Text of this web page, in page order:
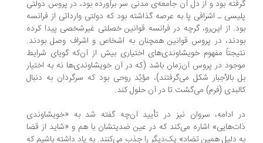
بود و از دل آن جامعه‌ی مدنی سر برآورده بود، در پروس دولتی
ـ اشرافی پا به عرصه گذاشته بود که دولتی وارداتی از فرانسه
از این‌رو، گرچه در فرانسه قوانین خصلتی غیرشخصی پیدا کرده
در پروس قوانین همچنان به اشخاص و اشراف وصل بودند.
مفهوم خویشاوندی‌های اختیاری بیش از آن‌که گویای شرایط
در پروس آن‌زمان باشد (که در آن خویشاوندی‌ها نه به اختیار
بالأجبار شکل می‌گرفتند)، مؤیّد روحی بود که سرگردان به دنبال
(فرم) می‌گشت تا در آن حلول کند.
ادامه، سروان نیز در تأیید آن‌چه گفته شد به «خویشاوندی
اشاره می‌کند که در عین ضدیتشان با هم و «شاید از قضا
دلیل همین تضاد» یک‌دیگر را جذب می‌کنند. به یاد داشته باشیم که